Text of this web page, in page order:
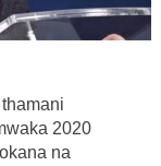
2020
na